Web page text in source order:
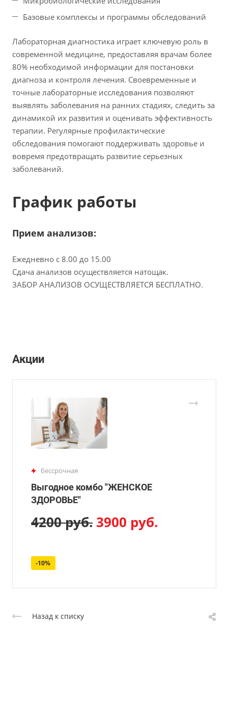
Базовые комплексы и программы обследований
Лабораторная диагностика играет ключевую роль в
современной медицине, предоставляя врачам более
80% необходимой информации для постановки
диагноза и контроля лечения. Своевременные и
точные лабораторные исследования позволяют
выявлять заболевания на ранних стадиях, следить за
динамикой их развития и оценивать эффективность
терапии. Регулярные профилактические
обследования помогают поддерживать здоровье и
вовремя предотвращать развитие серьезных
заболеваний.
График работы
Прием анализов:
Ежедневно с 8.00 до 15.00
Сдача анализов осуществляется натощак.
ЗАБОР АНАЛИЗОВ ОСУЩЕСТВЛЯЕТСЯ БЕСПЛАТНО.
Акции
бессрочная
Выгодное комбо "ЖЕНСКОЕ
ЗДОРОВЬЕ"
4200 руб. 3900 руб.
-10%
Назад к списку